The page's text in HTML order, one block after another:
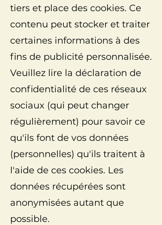
tiers et place des cookies. Ce
contenu peut stocker et traiter
certaines informations à des
fins de publicité personnalisée.
Veuillez lire la déclaration de
confidentialité de ces réseaux
sociaux (qui peut changer
régulièrement) pour savoir ce
qu'ils font de vos données
(personnelles) qu'ils traitent à
l'aide de ces cookies. Les
données récupérées sont
anonymisées autant que
possible.